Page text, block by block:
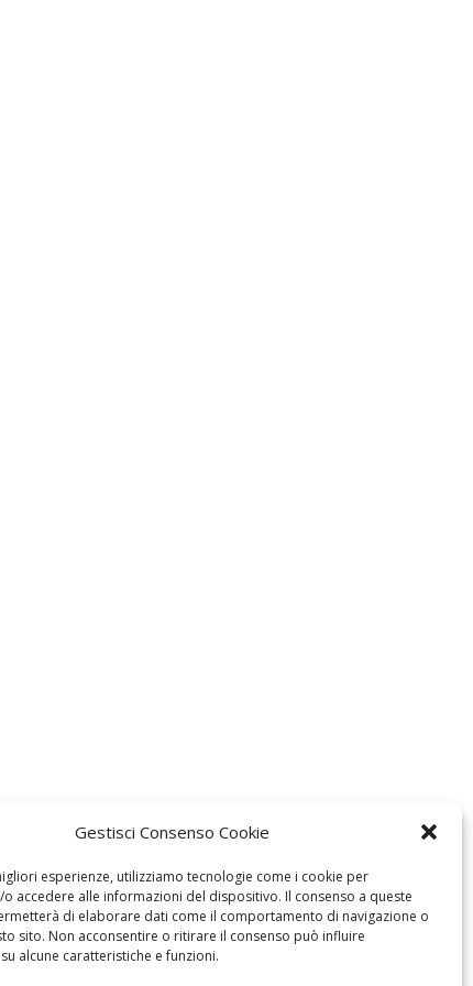
Gestisci Consenso Cookie
esperienze, utilizziamo tecnologie come i cookie per
accedere alle informazioni del dispositivo. Il consenso a queste
di elaborare dati come il comportamento di navigazione o
sito. Non acconsentire o ritirare il consenso può influire
alcune caratteristiche e funzioni.